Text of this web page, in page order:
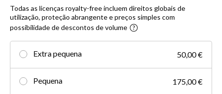
Todas as licenças royalty-free incluem direitos globais de
utilização, proteção abrangente e preços simples com
possibilidade de descontos de volume
Extra pequena 50,00 €
Pequena 175,00 €